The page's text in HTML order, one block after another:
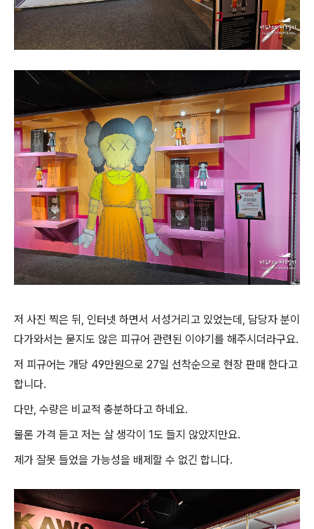
저 사진 찍은 뒤, 인터넷 하면서 서성거리고 있었는데, 담당자 분이
다가와서는 묻지도 않은 피규어 관련된 이야기를 해주시더라구요.
저 피규어는 개당 49만원으로 27일 선착순으로 현장 판매 한다고
합니다.
다만, 수량은 비교적 충분하다고 하네요.
물론 가격 듣고 저는 살 생각이 1도 들지 않았지만요.
제가 잘못 들었을 가능성을 배제할 수 없긴 합니다.